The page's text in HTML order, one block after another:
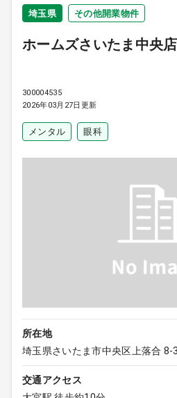
埼玉県 その他開業物件
ホームズさいたま中央
300004535
2026年03月27日更新
メンタル 眼科
所在地
埼玉県さいたま市中央区上落合 8-
交通アクセス